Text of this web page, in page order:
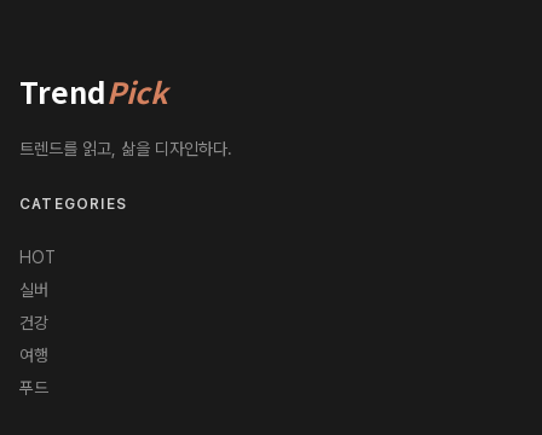
TrendPick
트렌드를 읽고, 삶을 디자인하다.
CATEGORIES
HOT
실버
건강
여행
푸드